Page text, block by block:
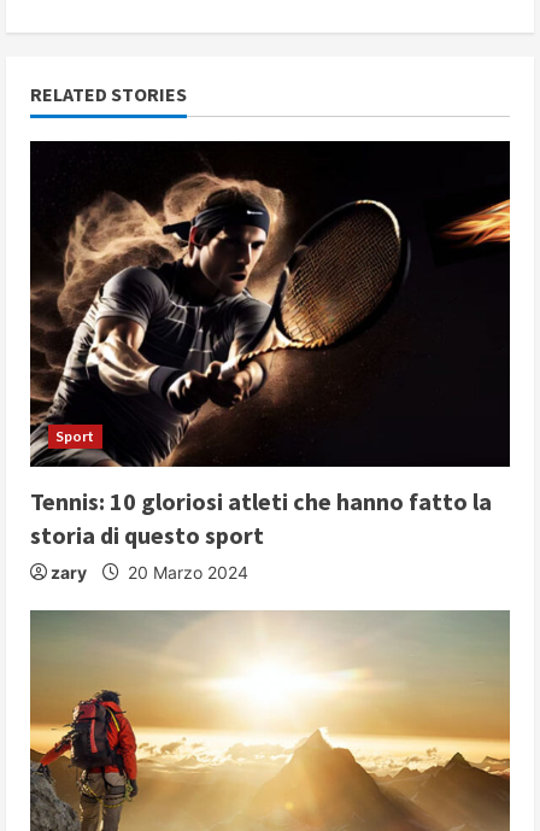
t
n
R
e
a
d
i
n
g
RELATED STORIES
Sport
Tennis: 10 gloriosi atleti che hanno fatto la
storia di questo sport
zary 20 Marzo 2024